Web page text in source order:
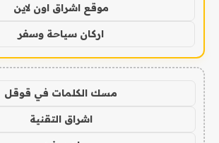
موقع اشراق اون لاين
اركان سياحة وسفر
مسك الكلمات في قوقل
اشراق التقنية